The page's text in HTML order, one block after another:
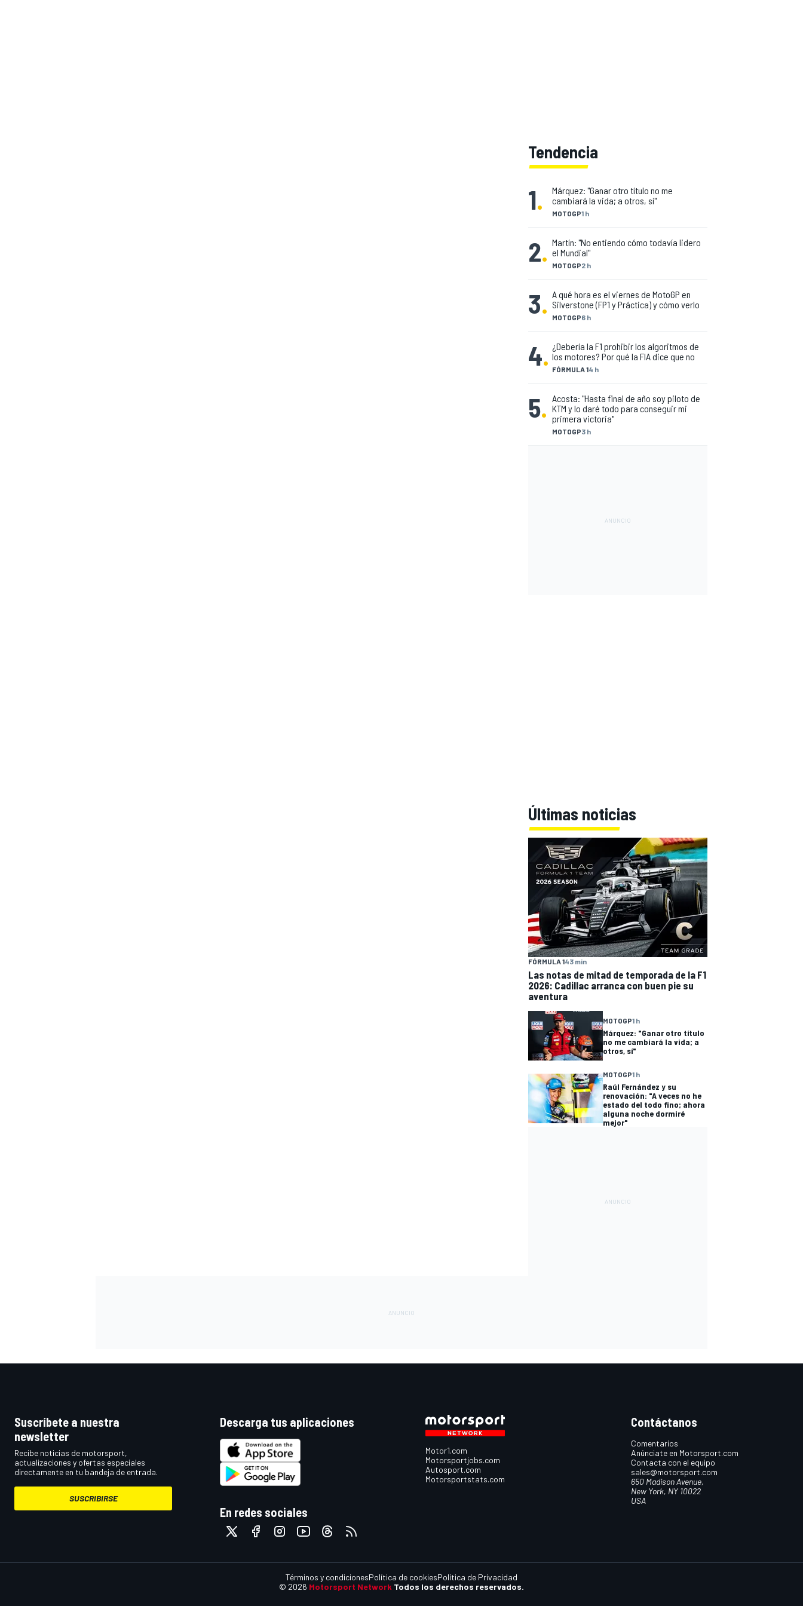
Tendencia
1. MOTOGP1 h
Márquez: "Ganar otro título no me
cambiará la vida; a otros, sí"
2. MOTOGP2 h
Martín: "No entiendo cómo todavía lidero
el Mundial"
3. MOTOGP6 h
A qué hora es el viernes de MotoGP en
Silverstone (FP1 y Práctica) y cómo verlo
4. FÓRMULA 14 h
¿Debería la F1 prohibir los algoritmos de
los motores? Por qué la FIA dice que no
5.
MOTOGP3 h
Acosta: "Hasta final de año soy piloto de
KTM y lo daré todo para conseguir mi
primera victoria"
Últimas noticias
FÓRMULA 143 min
Las notas de mitad de temporada de la F1
2026: Cadillac arranca con buen pie su
aventura
MOTOGP1 h
Márquez: "Ganar otro título
no me cambiará la vida; a
otros, sí"
MOTOGP1 h
Raúl Fernández y su
renovación: "A veces no he
estado del todo fino; ahora
alguna noche dormiré
mejor"
Suscríbete a nuestra
newsletter
Recibe noticias de motorsport,
actualizaciones y ofertas especiales
directamente en tu bandeja de entrada.
SUSCRIBIRSE
Descarga tus aplicaciones
En redes sociales
Motor1.com
Motorsportjobs.com
Autosport.com
Motorsportstats.com
Contáctanos
Comentarios
Anúnciate en Motorsport.com
Contacta con el equipo
sales@motorsport.com
650 Madison Avenue,
New York, NY 10022
USA
© 2026 Motorsport Network Todos los derechos reservados.
Términos y condicionesPolítica de cookiesPolítica de Privacidad